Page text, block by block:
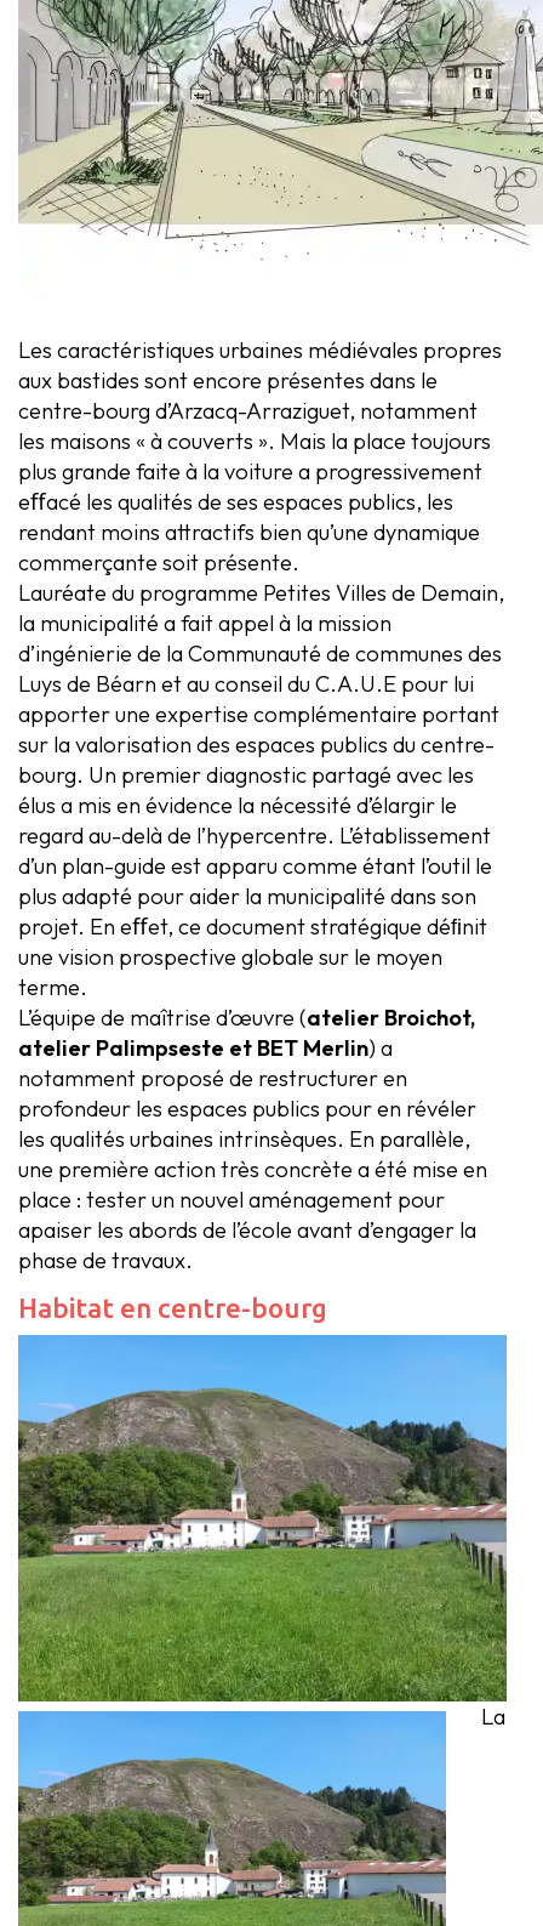
Les caractéristiques urbaines médiévales propres
aux bastides sont encore présentes dans le
centre-bourg d’Arzacq-Arraziguet, notamment
les maisons « à couverts ». Mais la place toujours
plus grande faite à la voiture a progressivement
eﬀacé les qualités de ses espaces publics, les
rendant moins attractifs bien qu’une dynamique
commerçante soit présente.
Lauréate du programme Petites Villes de Demain,
la municipalité a fait appel à la mission
d’ingénierie de la Communauté de communes des
Luys de Béarn et au conseil du C.A.U.E pour lui
apporter une expertise complémentaire portant
sur la valorisation des espaces publics du centre-
bourg. Un premier diagnostic partagé avec les
élus a mis en évidence la nécessité d’élargir le
regard au-delà de l’hypercentre. L’établissement
d’un plan-guide est apparu comme étant l’outil le
plus adapté pour aider la municipalité dans son
projet. En eﬀet, ce document stratégique déﬁnit
une vision prospective globale sur le moyen
terme.
L’équipe de maîtrise d’œuvre (atelier Broichot,
atelier Palimpseste et BET Merlin) a
notamment proposé de restructurer en
profondeur les espaces publics pour en révéler
les qualités urbaines intrinsèques. En parallèle,
une première action très concrète a été mise en
place : tester un nouvel aménagement pour
apaiser les abords de l’école avant d’engager la
phase de travaux.
Habitat en centre-bourg
La